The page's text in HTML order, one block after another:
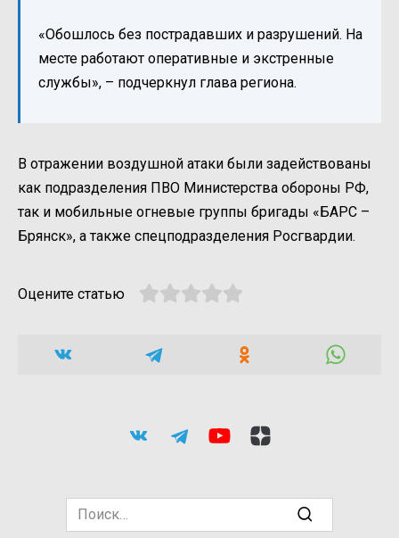
«Обошлось без пострадавших и разрушений. На
месте работают оперативные и экстренные
службы», – подчеркнул глава региона.
В отражении воздушной атаки были задействованы
как подразделения ПВО Министерства обороны РФ,
так и мобильные огневые группы бригады «БАРС –
Брянск», а также спецподразделения Росгвардии.
Оцените статью
Search
for: